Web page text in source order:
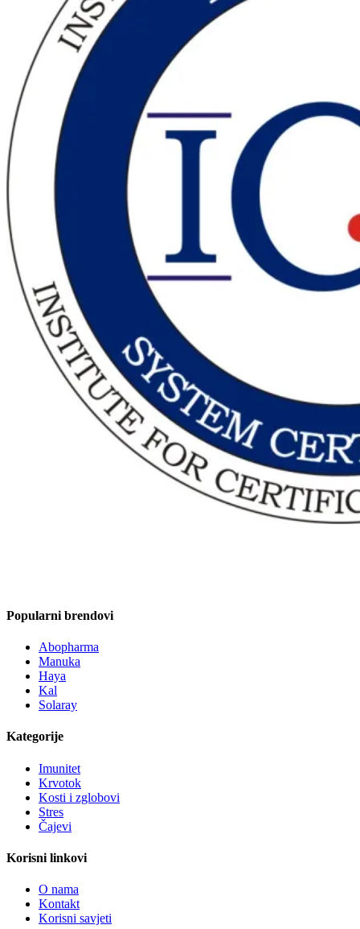
Popularni brendovi
Abopharma
Manuka
Haya
Kal
Solaray
Kategorije
Imunitet
Krvotok
Kosti i zglobovi
Stres
Čajevi
Korisni linkovi
O nama
Kontakt
Korisni savjeti